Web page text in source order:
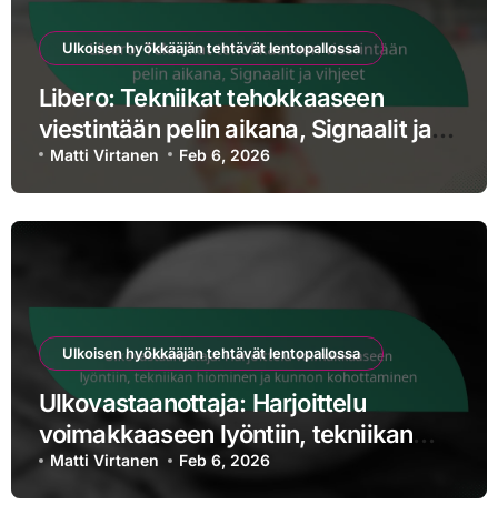
Ulkoisen hyökkääjän tehtävät lentopallossa
Libero: Tekniikat tehokkaaseen
viestintään pelin aikana, Signaalit ja
vihjeet
Matti Virtanen Feb 6, 2026
Ulkoisen hyökkääjän tehtävät lentopallossa
Ulkovastaanottaja: Harjoittelu
voimakkaaseen lyöntiin, tekniikan
hiominen ja kunnon kohottaminen
Matti Virtanen Feb 6, 2026